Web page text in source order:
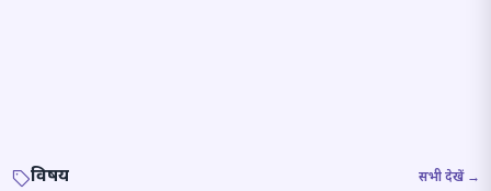
विषय सभी देखें →